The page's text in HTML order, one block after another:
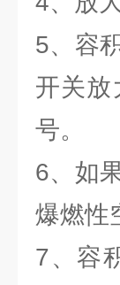
5、容
开关放
号。
6、如
爆燃性
7、容